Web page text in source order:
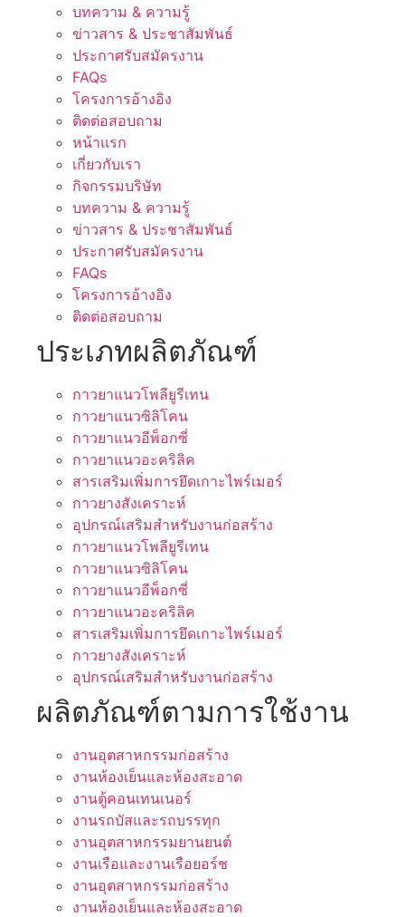
บทความ & ความรู้
ข่าวสาร & ประชาสัมพันธ์
ประกาศรับสมัครงาน
FAQs
โครงการอ้างอิง
ติดต่อสอบถาม
หน้าแรก
เกี่ยวกับเรา
กิจกรรมบริษัท
บทความ & ความรู้
ข่าวสาร & ประชาสัมพันธ์
ประกาศรับสมัครงาน
FAQs
โครงการอ้างอิง
ติดต่อสอบถาม
ประเภทผลิตภัณฑ์
กาวยาแนวโพลียูรีเทน
กาวยาแนวซิลิโคน
กาวยาแนวอีพ็อกซี่
กาวยาแนวอะคริลิค
สารเสริมเพิ่มการยึดเกาะไพร์เมอร์
กาวยางสังเคราะห์
อุปกรณ์เสริมสำหรับงานก่อสร้าง
กาวยาแนวโพลียูรีเทน
กาวยาแนวซิลิโคน
กาวยาแนวอีพ็อกซี่
กาวยาแนวอะคริลิค
สารเสริมเพิ่มการยึดเกาะไพร์เมอร์
กาวยางสังเคราะห์
อุปกรณ์เสริมสำหรับงานก่อสร้าง
ผลิตภัณฑ์ตามการใช้งาน
งานอุตสาหกรรมก่อสร้าง
งานห้องเย็นและห้องสะอาด
งานตู้คอนเทนเนอร์
งานรถบัสและรถบรรทุก
งานอุตสาหกรรมยานยนต์
งานเรือและงานเรือยอร์ช
งานอุตสาหกรรมก่อสร้าง
งานห้องเย็นและห้องสะอาด